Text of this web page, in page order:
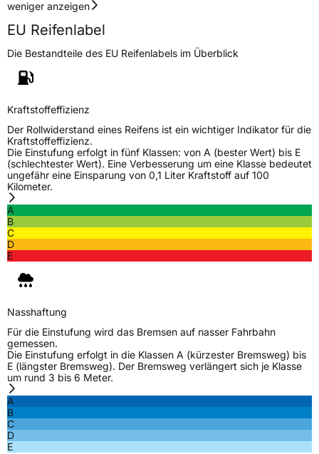
weniger anzeigen
EU Reifenlabel
Die Bestandteile des EU Reifenlabels im Überblick
Kraftstoffeffizienz
Der Rollwiderstand eines Reifens ist ein wichtiger Indikator für die
Kraftstoffeffizienz.
Die Einstufung erfolgt in fünf Klassen: von A (bester Wert) bis E
(schlechtester Wert). Eine Verbesserung um eine Klasse bedeutet
ungefähr eine Einsparung von 0,1 Liter Kraftstoff auf 100
Kilometer.
A
B
C
D
E
Nasshaftung
Für die Einstufung wird das Bremsen auf nasser Fahrbahn
gemessen.
Die Einstufung erfolgt in die Klassen A (kürzester Bremsweg) bis
E (längster Bremsweg). Der Bremsweg verlängert sich je Klasse
um rund 3 bis 6 Meter.
A
B
C
D
E